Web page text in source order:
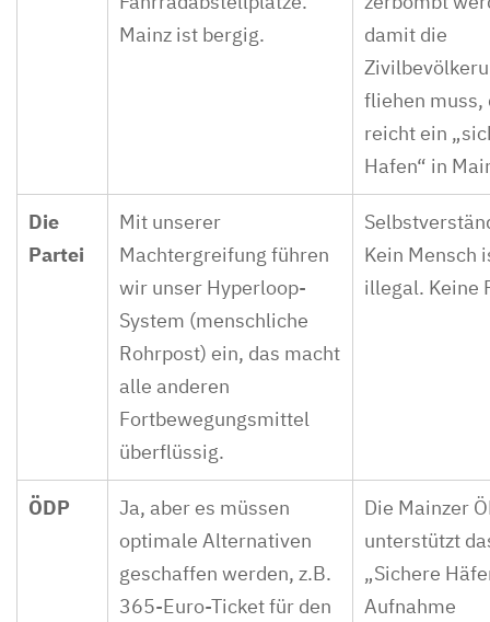
Mainz ist bergig.
damit die
fliehen muss,
reicht ein
Hafen“ in
Die
Partei
Mit unserer
Machtergreifung führen
wir unser Hyperloop-
System (menschliche
Rohrpost) ein, das macht
alle anderen
Fortbewegungsmittel
überflüssig.
Kein Mensch
illegal. Keine
ÖDP
Ja, aber es müssen
optimale Alternativen
geschaffen werden, z.B.
365-Euro-Ticket für den
Die Mainzer
unterstützt
„Sichere
Aufnahme